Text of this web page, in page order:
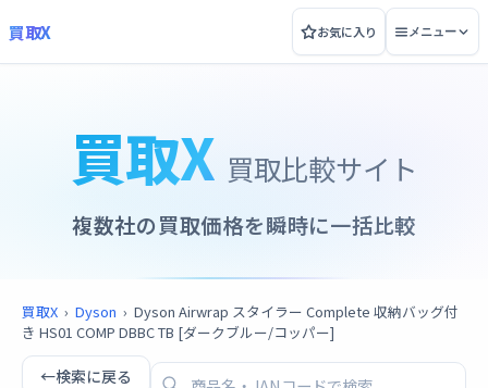
買取X お気に入り メニュー
買取X 買取比較サイト
複数社の買取価格を瞬時に一括比較
買取X › Dyson › Dyson Airwrap スタイラー Complete 収納バッグ付
き HS01 COMP DBBC TB [ダークブルー/コッパー]
←検索に戻る